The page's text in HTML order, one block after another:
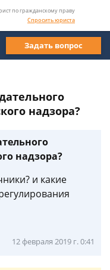
по гражданскому праву
Спросить юриста
Задать вопрос
надзора?
надзора?
и какие
12 февраля 2019 г. 0:41